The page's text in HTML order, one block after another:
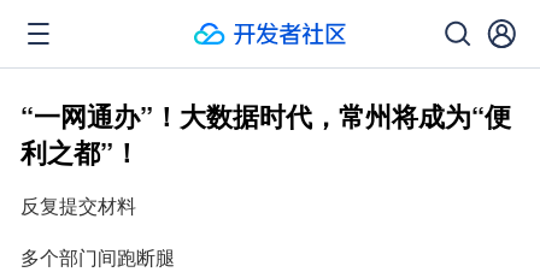
“一网通办”！大数据时代，常州将成为“便
利之都”！
反复提交材料
多个部门间跑断腿